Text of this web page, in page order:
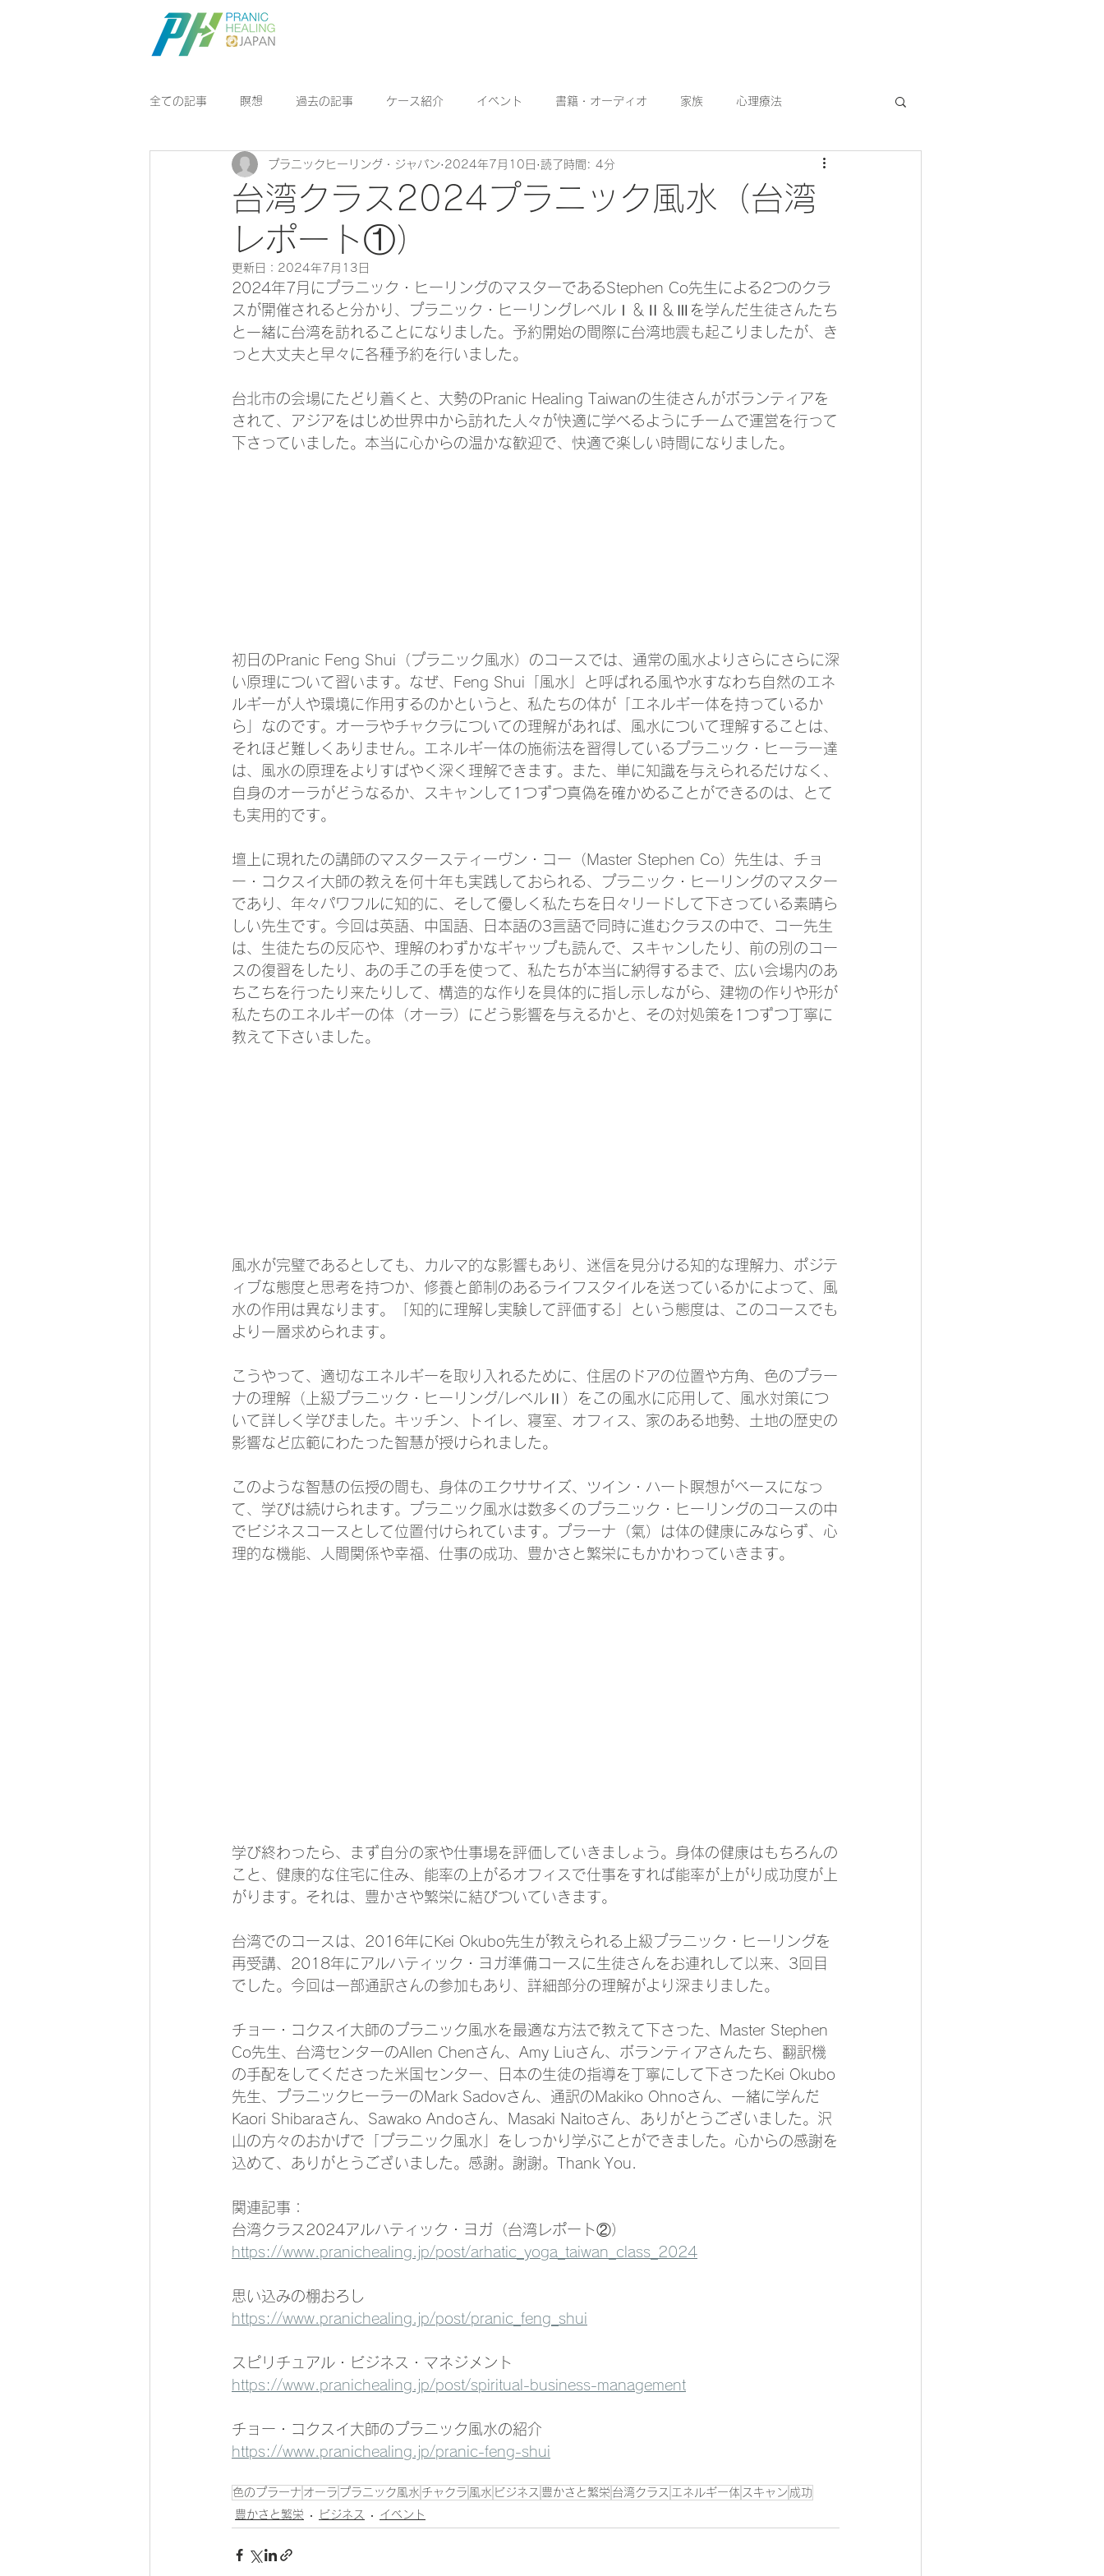
全ての記事 瞑想 過去の記事 ケース紹介 イベント 書籍・オーディオ 家族 心理療法
アルハティック・ヨガ 豊かさと繁栄 プラニック・ヒーリング サービス（慈善活動） 医療・看護
台湾クラス2024プラニック風水（台湾
レポート①）
プラニックヒーリング・ジャパン 2024年7月10日 読了時間: 4分
更新日： 2024年7月13日
2024年7月にプラニック・ヒーリングのマスターであるStephen Co先生による2つのクラ
スが開催されると分かり、プラニック・ヒーリングレベルⅠ＆Ⅱ＆Ⅲを学んだ生徒さんたち
と一緒に台湾を訪れることになりました。予約開始の間際に台湾地震も起こりましたが、き
っと大丈夫と早々に各種予約を行いました。
台北市の会場にたどり着くと、大勢のPranic Healing Taiwanの生徒さんがボランティアを
されて、アジアをはじめ世界中から訪れた人々が快適に学べるようにチームで運営を行って
下さっていました。本当に心からの温かな歓迎で、快適で楽しい時間になりました。
初日のPranic Feng Shui（プラニック風水）のコースでは、通常の風水よりさらにさらに深
い原理について習います。なぜ、Feng Shui「風水」と呼ばれる風や水すなわち自然のエネ
ルギーが人や環境に作用するのかというと、私たちの体が「エネルギー体を持っているか
ら」なのです。オーラやチャクラについての理解があれば、風水について理解することは、
それほど難しくありません。エネルギー体の施術法を習得しているプラニック・ヒーラー達
は、風水の原理をよりすばやく深く理解できます。また、単に知識を与えられるだけなく、
自身のオーラがどうなるか、スキャンして1つずつ真偽を確かめることができるのは、とて
も実用的です。
壇上に現れたの講師のマスタースティーヴン・コー（Master Stephen Co）先生は、チョ
ー・コクスイ大師の教えを何十年も実践しておられる、プラニック・ヒーリングのマスター
であり、年々パワフルに知的に、そして優しく私たちを日々リードして下さっている素晴ら
しい先生です。今回は英語、中国語、日本語の3言語で同時に進むクラスの中で、コー先生
は、生徒たちの反応や、理解のわずかなギャップも読んで、スキャンしたり、前の別のコー
スの復習をしたり、あの手この手を使って、私たちが本当に納得するまで、広い会場内のあ
ちこちを行ったり来たりして、構造的な作りを具体的に指し示しながら、建物の作りや形が
私たちのエネルギーの体（オーラ）にどう影響を与えるかと、その対処策を1つずつ丁寧に
教えて下さいました。
風水が完璧であるとしても、カルマ的な影響もあり、迷信を見分ける知的な理解力、ポジテ
ィブな態度と思考を持つか、修養と節制のあるライフスタイルを送っているかによって、風
水の作用は異なります。「知的に理解し実験して評価する」という態度は、このコースでも
より一層求められます。
こうやって、適切なエネルギーを取り入れるために、住居のドアの位置や方角、色のプラー
ナの理解（上級プラニック・ヒーリング/レベルⅡ）をこの風水に応用して、風水対策につ
いて詳しく学びました。キッチン、トイレ、寝室、オフィス、家のある地勢、土地の歴史の
影響など広範にわたった智慧が授けられました。
このような智慧の伝授の間も、身体のエクササイズ、ツイン・ハート瞑想がベースになっ
て、学びは続けられます。プラニック風水は数多くのプラニック・ヒーリングのコースの中
でビジネスコースとして位置付けられています。プラーナ（氣）は体の健康にみならず、心
理的な機能、人間関係や幸福、仕事の成功、豊かさと繁栄にもかかわっていきます。
学び終わったら、まず自分の家や仕事場を評価していきましょう。身体の健康はもちろんの
こと、健康的な住宅に住み、能率の上がるオフィスで仕事をすれば能率が上がり成功度が上
がります。それは、豊かさや繁栄に結びついていきます。
台湾でのコースは、2016年にKei Okubo先生が教えられる上級プラニック・ヒーリングを
再受講、2018年にアルハティック・ヨガ準備コースに生徒さんをお連れして以来、3回目
でした。今回は一部通訳さんの参加もあり、詳細部分の理解がより深まりました。
チョー・コクスイ大師のプラニック風水を最適な方法で教えて下さった、Master Stephen
Co先生、台湾センターのAllen Chenさん、Amy Liuさん、ボランティアさんたち、翻訳機
の手配をしてくださった米国センター、日本の生徒の指導を丁寧にして下さったKei Okubo
先生、プラニックヒーラーのMark Sadovさん、通訳のMakiko Ohnoさん、一緒に学んだ
Kaori Shibaraさん、Sawako Andoさん、Masaki Naitoさん、ありがとうございました。沢
山の方々のおかげで「プラニック風水」をしっかり学ぶことができました。心からの感謝を
込めて、ありがとうございました。感謝。謝謝。Thank You.
関連記事：
台湾クラス2024アルハティック・ヨガ（台湾レポート②）
https://www.pranichealing.jp/post/arhatic_yoga_taiwan_class_2024
思い込みの棚おろし
https://www.pranichealing.jp/post/pranic_feng_shui
スピリチュアル・ビジネス・マネジメント
https://www.pranichealing.jp/post/spiritual-business-management
チョー・コクスイ大師のプラニック風水の紹介
https://www.pranichealing.jp/pranic-feng-shui
色のプラーナ オーラ プラニック風水 チャクラ 風水 ビジネス 豊かさと繁栄 台湾クラス エネルギー体 スキャン 成功
豊かさと繁栄
ビジネス イベント